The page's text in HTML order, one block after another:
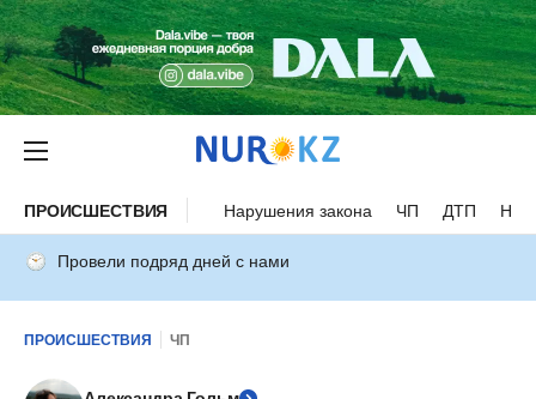
ПРОИСШЕСТВИЯ Нарушения закона ЧП ДТП
Провели подряд дней с нами
ПРОИСШЕСТВИЯ ЧП